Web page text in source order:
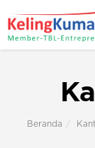
Beranda